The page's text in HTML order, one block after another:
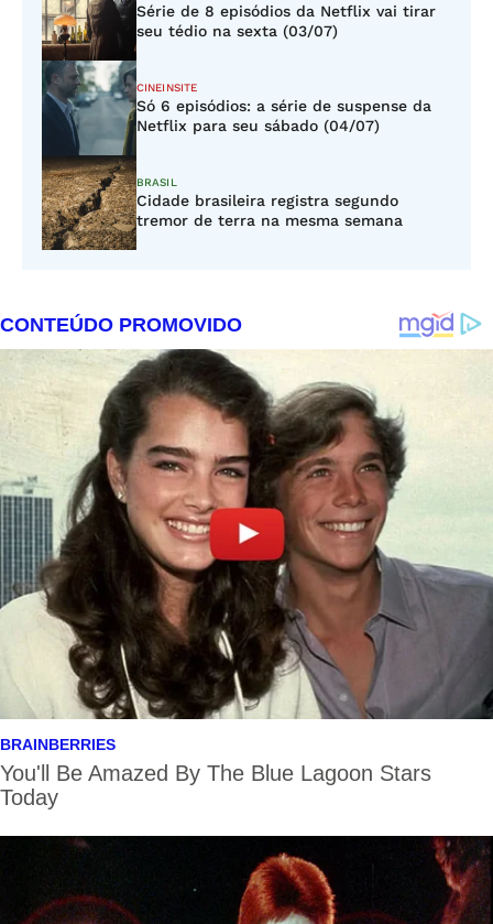
Série de 8 episódios da Netflix vai tirar
seu tédio na sexta (03/07)
CINEINSITE
Só 6 episódios: a série de suspense da
Netflix para seu sábado (04/07)
BRASIL
Cidade brasileira registra segundo
tremor de terra na mesma semana